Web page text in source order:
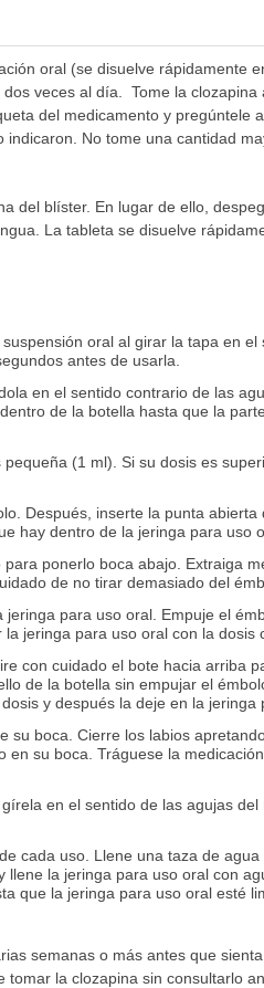
oral (se disuelve rápidamente
veces al día. Tome la clozapina
del medicamento y pregúntele
No tome una cantidad
del blíster. En lugar de ello,
La tableta se disuelve
oral al girar la tapa en
antes de usarla.
en el sentido contrario de las
de la botella hasta que la
(1 ml). Si su dosis es
Después, inserte la punta
hay dentro de la jeringa para uso
ponerlo boca abajo. Extraiga
de no tirar demasiado del
para uso oral. Empuje el
jeringa para uso oral con la dosis
con cuidado el bote hacia arriba
de la botella sin empujar el
y después la deje en la jeringa
boca. Cierre los labios
su boca. Tráguese la
en el sentido de las agujas
cada uso. Llene una taza de
la jeringa para uso oral con
que la jeringa para uso oral esté
semanas o más antes que
la clozapina sin consultarlo